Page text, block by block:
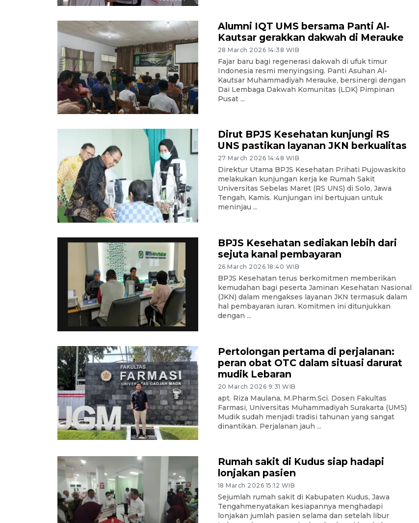
Alumni IQT UMS bersama Panti Al-
Kautsar gerakkan dakwah di Merauke
28 March 2026 14:38 WIB
Fajar baru bagi regenerasi dakwah di ufuk timur
Indonesia resmi menyingsing. Panti Asuhan Al-
Kautsar Muhammadiyah Merauke, bersinergi dengan
Dai Lembaga Dakwah Komunitas (LDK) Pimpinan
Pusat ...
Dirut BPJS Kesehatan kunjungi RS
UNS pastikan layanan JKN berkualitas
27 March 2026 14:48 WIB
Direktur Utama BPJS Kesehatan Prihati Pujowaskito
melakukan kunjungan kerja ke Rumah Sakit
Universitas Sebelas Maret (RS UNS) di Solo, Jawa
Tengah, Kamis. Kunjungan ini bertujuan untuk
meninjau ...
BPJS Kesehatan sediakan lebih dari
sejuta kanal pembayaran
26 March 2026 18:40 WIB
BPJS Kesehatan terus berkomitmen memberikan
kemudahan bagi peserta Jaminan Kesehatan Nasional
(JKN) dalam mengakses layanan JKN termasuk dalam
hal pembayaran iuran. Komitmen ini ditunjukkan
dengan ...
Pertolongan pertama di perjalanan:
peran obat OTC dalam situasi darurat
mudik Lebaran
20 March 2026 9:31 WIB
apt. Riza Maulana, M.Pharm.Sci. Dosen Fakultas
Farmasi, Universitas Muhammadiyah Surakarta (UMS)
Mudik sudah menjadi tradisi tahunan yang sangat
dinantikan. Perjalanan jauh ...
Rumah sakit di Kudus siap hadapi
lonjakan pasien
18 March 2026 15:12 WIB
Sejumlah rumah sakit di Kabupaten Kudus, Jawa
Tengahmenyatakan kesiapannya menghadapi
lonjakan jumlah pasien selama dan setelah libur